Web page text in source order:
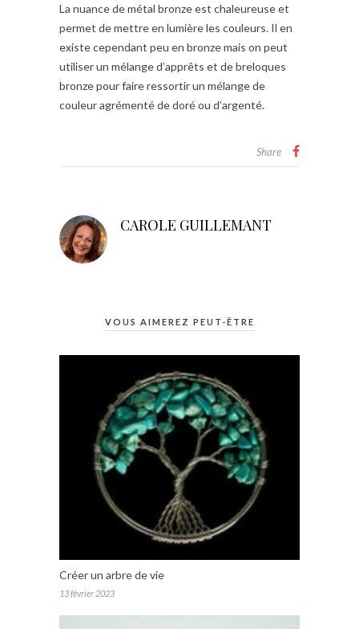
La nuance de métal bronze est chaleureuse et
permet de mettre en lumière les couleurs. Il en
existe cependant peu en bronze mais on peut
utiliser un mélange d’apprêts et de breloques
bronze pour faire ressortir un mélange de
couleur agrémenté de doré ou d’argenté.
Share
CAROLE GUILLEMANT
VOUS AIMEREZ PEUT-ÊTRE
Créer un arbre de vie
13 février 2023